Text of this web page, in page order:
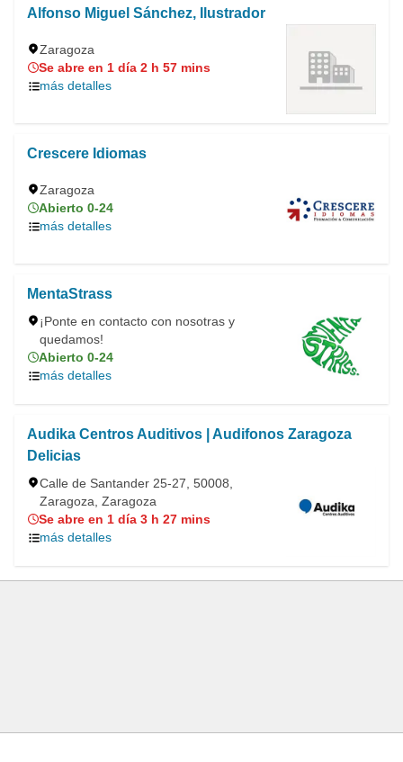
Alfonso Miguel Sánchez, Ilustrador
Zaragoza
Se abre en 1 día 2 h 57 mins
más detalles
Crescere Idiomas
Zaragoza
Abierto 0-24
más detalles
MentaStrass
¡Ponte en contacto con nosotras y
quedamos!
Abierto 0-24
más detalles
Audika Centros Auditivos | Audifonos Zaragoza
Delicias
Calle de Santander 25-27, 50008,
Zaragoza, Zaragoza
Se abre en 1 día 3 h 27 mins
más detalles